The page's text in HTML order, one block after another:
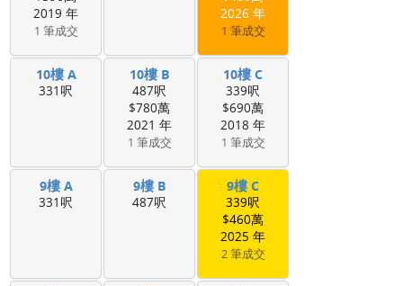
2019 年
1 筆成交
2026 年
1 筆成交
10樓 A
331呎
10樓 B
487呎
$780萬
2021 年
1 筆成交
10樓 C
339呎
$690萬
2018 年
1 筆成交
9樓 A
331呎
9樓 B
487呎
9樓 C
339呎
$460萬
2025 年
2 筆成交